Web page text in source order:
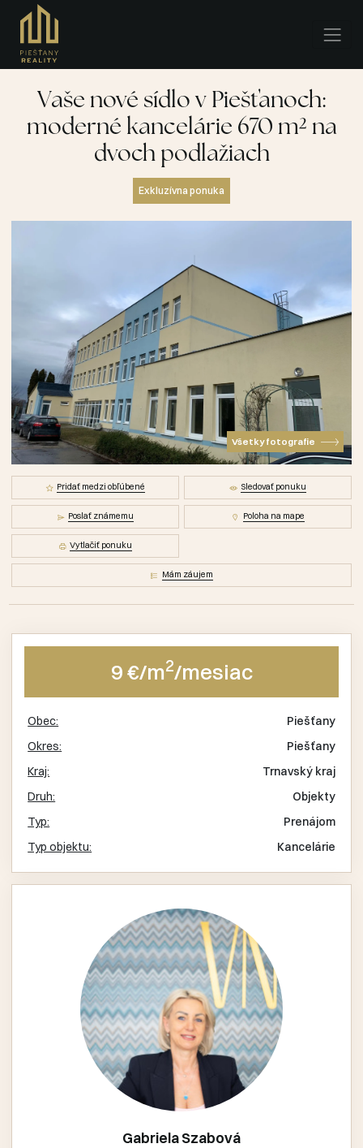
Vaše nové sídlo v Piešťanoch:
moderné kancelárie 670 m² na
dvoch podlažiach
Exkluzívna ponuka
Všetky fotografie
Pridať medzi obľúbené Sledovať ponuku
Poslať známemu Poloha na mape
Vytlačiť ponuku
Mám záujem
9 €/m2/mesiac
Obec:
Piešťany
Okres:
Piešťany
Kraj:
Trnavský kraj
Druh:
Objekty
Typ:
Prenájom
Typ objektu:
Kancelárie
Gabriela Szabová